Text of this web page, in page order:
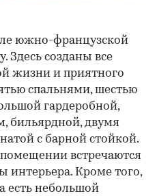
южно-французской
Здесь созданы все
жизни и приятного
спальнями, шестью
гардеробной,
бильярдной, двумя
с барной стойкой.
встречаются
интерьера. Кроме того,
есть небольшой